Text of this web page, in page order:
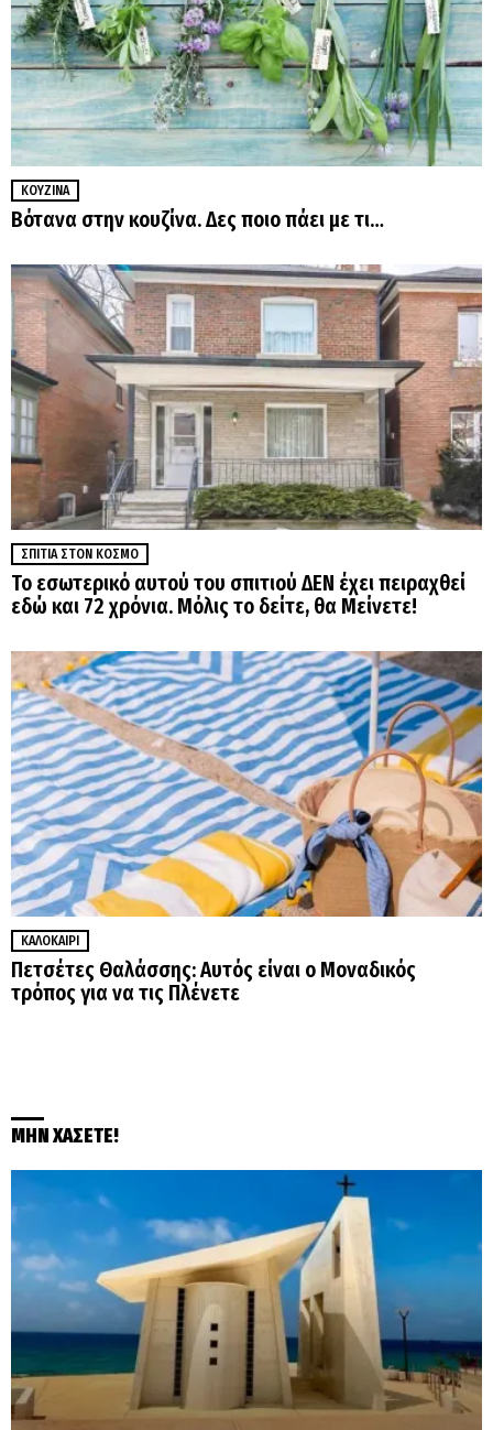
ΚΟΥΖΊΝΑ
Βότανα στην κουζίνα. Δες ποιο πάει με τι…
ΣΠΊΤΙΑ ΣΤΟΝ ΚΌΣΜΟ
Το εσωτερικό αυτού του σπιτιού ΔΕΝ έχει πειραχθεί
εδώ και 72 χρόνια. Μόλις το δείτε, θα Μείνετε!
ΚΑΛΟΚΑΊΡΙ
Πετσέτες Θαλάσσης: Αυτός είναι ο Μοναδικός
τρόπος για να τις Πλένετε
ΜΗΝ ΧΑΣΕΤΕ!